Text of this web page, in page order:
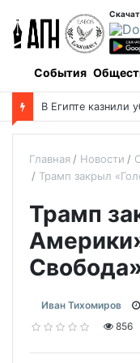
События
В Египте казнили
Главная Новости
Трамп закрыл
Трамп
Иван Тихомиров
856